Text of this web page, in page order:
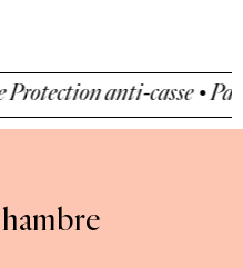
casse • Paiement